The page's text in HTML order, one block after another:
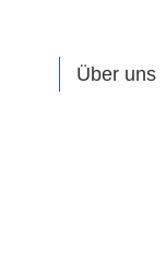
Über uns